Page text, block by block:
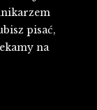
pisać,
na